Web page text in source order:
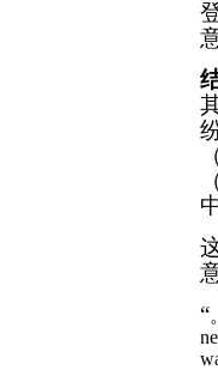
（
（
“